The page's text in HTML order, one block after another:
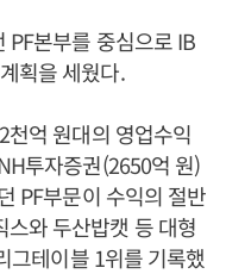
PF본부를 중심으로 IB
획을 세웠다.
억 원대의 영업수익
투자증권(2650억 원)
PF부문이 수익의 절반
와 두산밥캣 등 대형
그테이블 1위를 기록했